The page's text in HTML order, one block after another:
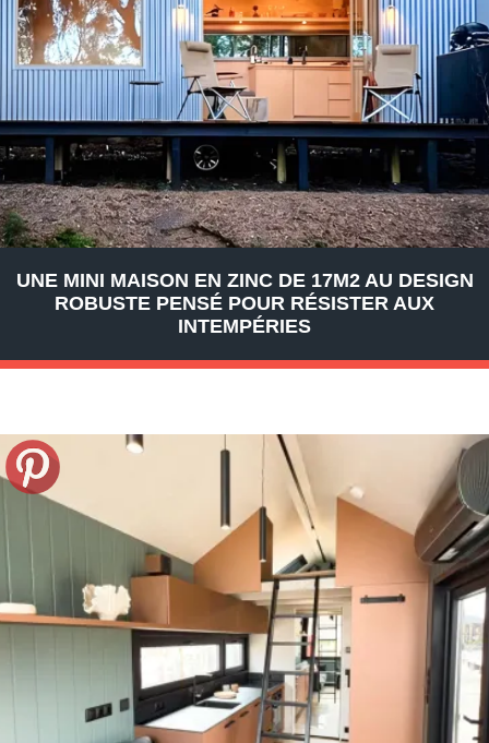
UNE MINI MAISON EN ZINC DE 17M2 AU DESIGN
ROBUSTE PENSÉ POUR RÉSISTER AUX
INTEMPÉRIES